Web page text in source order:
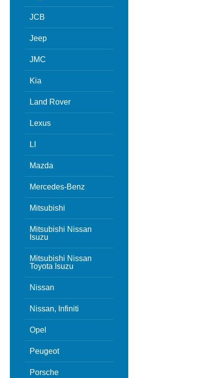
JCB
Jeep
JMC
Kia
Land Rover
Lexus
LI
Mazda
Mercedes-Benz
Mitsubishi
Mitsubishi Nissan
Isuzu
Mitsubishi Nissan
Toyota Isuzu
Nissan
Nissan, Infiniti
Opel
Peugeot
Porsche